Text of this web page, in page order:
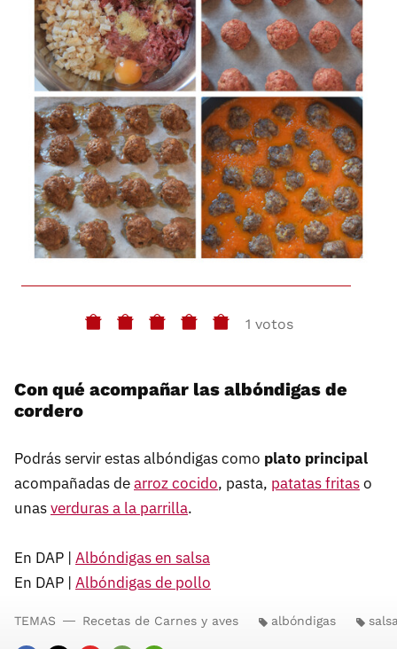
1 votos
Con qué acompañar las albóndigas de
cordero
Podrás servir estas albóndigas como plato principal
acompañadas dearroz cocido, pasta, patatas fritaso
unasverduras a la parrilla.
En DAP | Albóndigas en salsa
En DAP | Albóndigas de pollo
TEMAS Recetas de Carnes y aves albóndigas